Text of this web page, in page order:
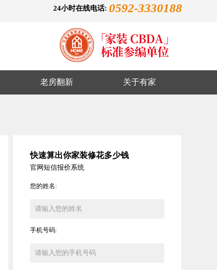
24小时在线电话: 0592-3330188
老房翻新 关于有家
快速算出你家装修花多少钱
官网短信报价系统
您的姓名:
手机号码: